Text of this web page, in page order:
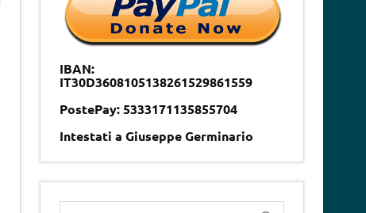
IBAN:
IT30D3608105138261529861559
PostePay: 5333171135855704
Intestati a Giuseppe Germinario